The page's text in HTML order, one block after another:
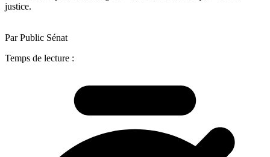
justice.
Par Public Sénat
Temps de lecture :